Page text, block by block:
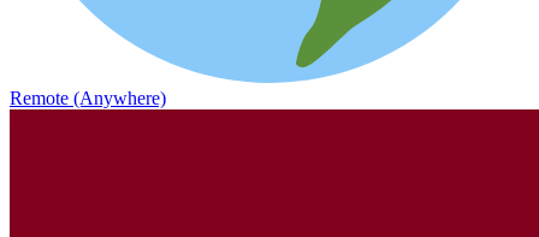
Remote (Anywhere)